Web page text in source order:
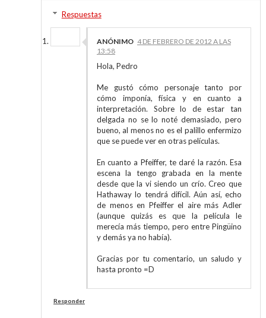
Respuestas
ANÓNIMO 4 DE FEBRERO DE 2012 A LAS
13:58
Hola, Pedro
Me gustó cómo personaje tanto por
cómo imponía, física y en cuanto a
interpretación. Sobre lo de estar tan
delgada no se lo noté demasiado, pero
bueno, al menos no es el palillo enfermizo
que se puede ver en otras películas.
En cuanto a Pfeiffer, te daré la razón. Esa
escena la tengo grabada en la mente
desde que la vi siendo un crío. Creo que
Hathaway lo tendrá difícil. Aún así, echo
de menos en Pfeiffer el aire más Adler
(aunque quizás es que la película le
merecía más tiempo, pero entre Pingüino
y demás ya no había).
Gracias por tu comentario, un saludo y
hasta pronto =D
Responder